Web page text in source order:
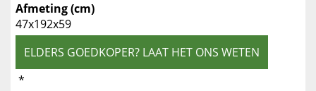
Afmeting (cm)
47x192x59
ELDERS GOEDKOPER? LAAT HET ONS WETEN
*